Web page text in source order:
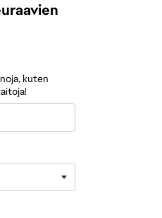
mukaan:
kuten